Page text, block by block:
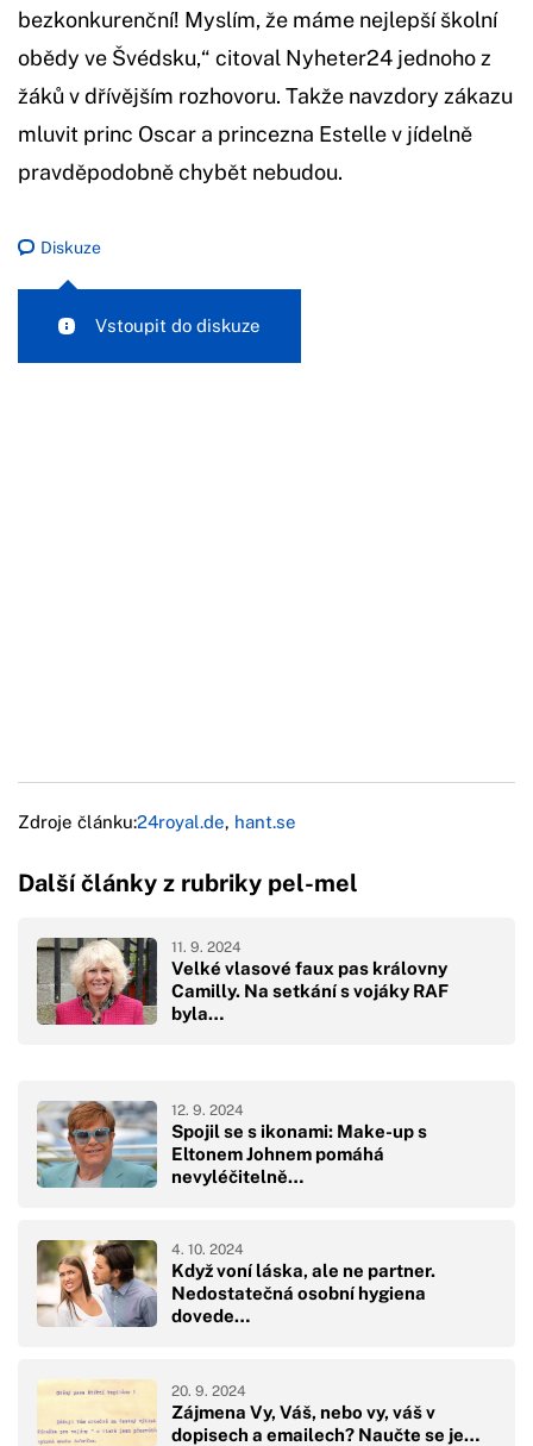
bezkonkurenční! Myslím, že máme nejlepší školní
obědy ve Švédsku,“ citoval Nyheter24 jednoho z
žáků v dřívějším rozhovoru. Takže navzdory zákazu
mluvit princ Oscar a princezna Estelle v jídelně
pravděpodobně chybět nebudou.
Diskuze
Vstoupit do diskuze
Zdroje článku:24royal.de, hant.se
Další články z rubriky pel-mel
Velké vlasové faux pas královny
Camilly. Na setkání s vojáky RAF
byla…
11. 9. 2024
Spojil se s ikonami: Make-up s
Eltonem Johnem pomáhá
nevyléčitelně…
12. 9. 2024
Když voní láska, ale ne partner.
Nedostatečná osobní hygiena
dovede…
4. 10. 2024
Zájmena Vy, Váš, nebo vy, váš v
dopisech a emailech? Naučte se je…
20. 9. 2024